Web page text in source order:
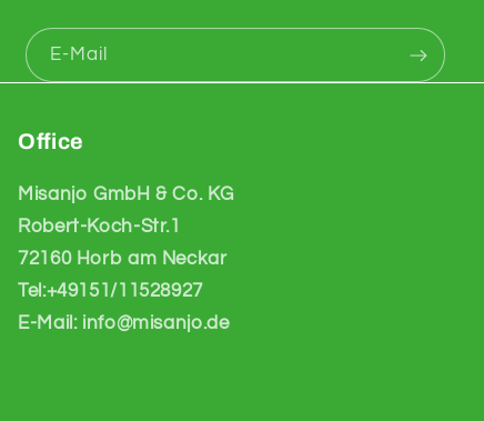
E-Mail
Office
Misanjo GmbH & Co. KG
Robert-Koch-Str.1
72160 Horb am Neckar
Tel:+49151/11528927
E-Mail: info@misanjo.de